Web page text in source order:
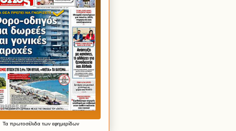
Τα πρωτοσέλιδατων εφημερίδων